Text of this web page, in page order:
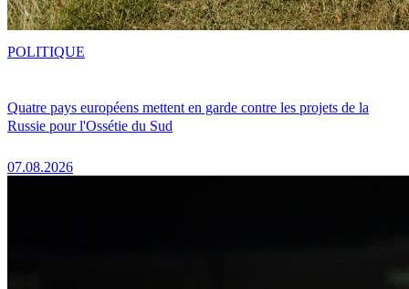
Quatre pays européens mettent en garde contre les projets de la
Russie pour l'Ossétie du Sud
07.08.2026
POLITIQUE